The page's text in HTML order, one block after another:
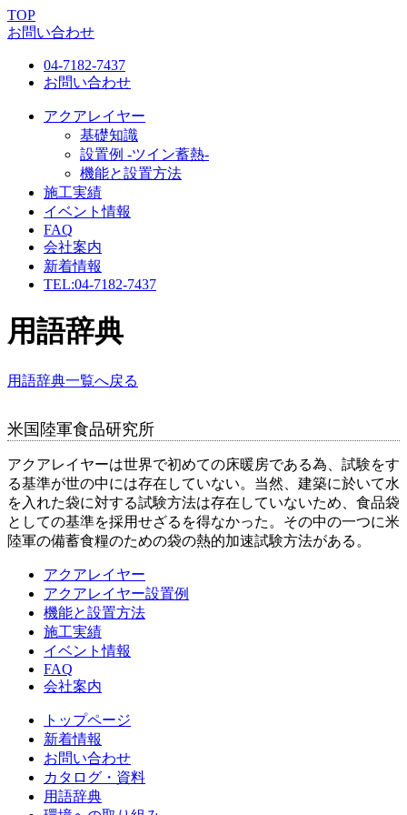
TOP
お問い合わせ
04-7182-7437
お問い合わせ
アクアレイヤー
基礎知識
設置例 -ツイン蓄熱-
機能と設置方法
施工実績
イベント情報
FAQ
会社案内
新着情報
TEL:04-7182-7437
用語辞典
用語辞典一覧へ戻る
米国陸軍食品研究所
アクアレイヤーは世界で初めての床暖房である為、試験をす
る基準が世の中には存在していない。当然、建築に於いて水
を入れた袋に対する試験方法は存在していないため、食品袋
としての基準を採用せざるを得なかった。その中の一つに米
陸軍の備蓄食糧のための袋の熱的加速試験方法がある。
アクアレイヤー
アクアレイヤー設置例
機能と設置方法
施工実績
イベント情報
FAQ
会社案内
トップページ
新着情報
お問い合わせ
カタログ・資料
用語辞典